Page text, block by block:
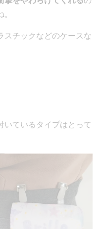
スチックなどのケースな
いているタイプはとって